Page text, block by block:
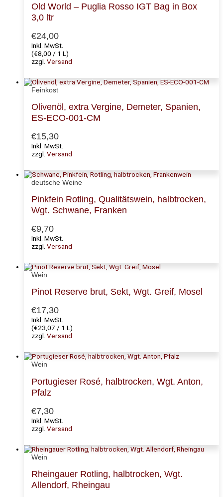
Old World – Puglia Rosso IGT Bag in Box
3,0 ltr
€24,00
Inkl. MwSt.
(€8,00 / 1 L)
zzgl. Versand
Feinkost
Olivenöl, extra Vergine, Demeter, Spanien,
ES-ECO-001-CM
€15,30
Inkl. MwSt.
zzgl. Versand
deutsche Weine
Pinkfein Rotling, Qualitätswein, halbtrocken,
Wgt. Schwane, Franken
€9,70
Inkl. MwSt.
zzgl. Versand
Wein
Pinot Reserve brut, Sekt, Wgt. Greif, Mosel
€17,30
Inkl. MwSt.
(€23,07 / 1 L)
zzgl. Versand
Wein
Portugieser Rosé, halbtrocken, Wgt. Anton,
Pfalz
€7,30
Inkl. MwSt.
zzgl. Versand
Wein
Rheingauer Rotling, halbtrocken, Wgt.
Allendorf, Rheingau